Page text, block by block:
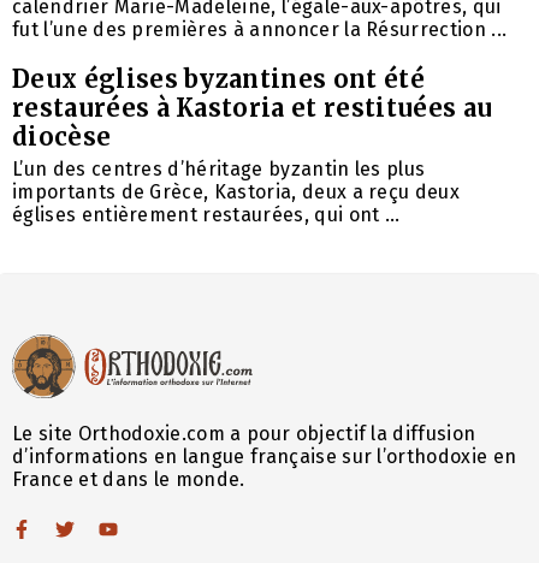
calendrier Marie-Madeleine, l’égale-aux-apôtres, qui
fut l’une des premières à annoncer la Résurrection ...
Deux églises byzantines ont été
restaurées à Kastoria et restituées au
diocèse
L’un des centres d’héritage byzantin les plus
importants de Grèce, Kastoria, deux a reçu deux
églises entièrement restaurées, qui ont ...
Le site Orthodoxie.com a pour objectif la diffusion
d’informations en langue française sur l’orthodoxie en
France et dans le monde.